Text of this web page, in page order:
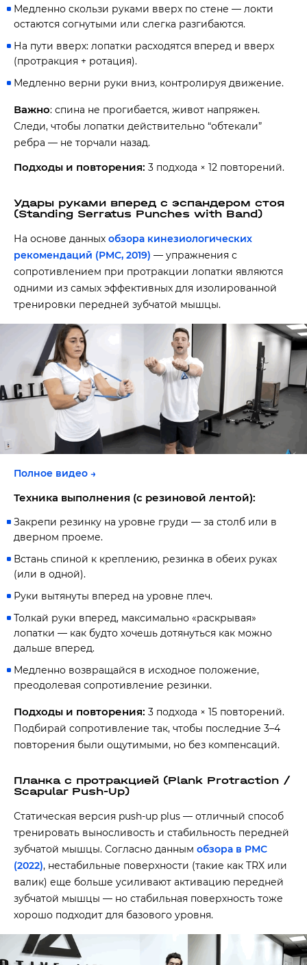
Медленно скользи руками вверх по стене — локти
остаются согнутыми или слегка разгибаются.
На пути вверх: лопатки расходятся вперед и вверх
(протракция + ротация).
Медленно верни руки вниз, контролируя движение.
Важно: спина не прогибается, живот напряжен.
Следи, чтобы лопатки действительно “обтекали”
ребра — не торчали назад.
Подходы и повторения: 3 подхода × 12 повторений.
Удары руками вперед с эспандером стоя
(Standing Serratus Punches with Band)
На основе данных обзора кинезиологических
рекомендаций (PMC, 2019) — упражнения с
сопротивлением при протракции лопатки являются
одними из самых эффективных для изолированной
тренировки передней зубчатой мышцы.
Полное видео →
Техника выполнения (с резиновой лентой):
Закрепи резинку на уровне груди — за столб или в
дверном проеме.
Встань спиной к креплению, резинка в обеих руках
(или в одной).
Руки вытянуты вперед на уровне плеч.
Толкай руки вперед, максимально «раскрывая»
лопатки — как будто хочешь дотянуться как можно
дальше вперед.
Медленно возвращайся в исходное положение,
преодолевая сопротивление резинки.
Подходы и повторения: 3 подхода × 15 повторений.
Подбирай сопротивление так, чтобы последние 3–4
повторения были ощутимыми, но без компенсаций.
Планка с протракцией (Plank Protraction /
Scapular Push-Up)
Статическая версия push-up plus — отличный способ
тренировать выносливость и стабильность передней
зубчатой мышцы. Согласно данным обзора в PMC
(2022), нестабильные поверхности (такие как TRX или
валик) еще больше усиливают активацию передней
зубчатой мышцы — но стабильная поверхность тоже
хорошо подходит для базового уровня.